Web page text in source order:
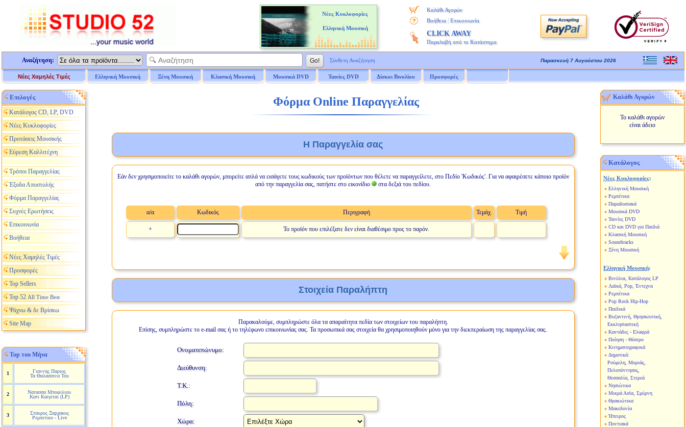
Νέες Κυκλοφορίες
Ελληνική Μουσική
Καλάθι Αγορών
Βοήθεια
Επικοινωνία
CLICK AWAY
Παραλαβή από το Κατάστημα
Αναζήτηση: Σύνθετη Αναζήτηση Παρασκευή 7 Αυγούστου 2026
Νέες Χαμηλές Τιμές Ελληνική Μουσική Ξένη Μουσική Κλασική Μουσική Μουσικά DVD Ταινίες DVD Δίσκοι Βινυλίου Προσφορές
Επιλογές
Κατάλογος CD, LP, DVD
Νέες Κυκλοφορίες
Προτάσεις Μουσικής
Εύρεση Καλλιτέχνη
Τρόποι Παραγγελίας
Έξοδα Αποστολής
Φόρμα Παραγγελίας
Συχνές Ερωτήσεις
Επικοινωνία
Βοήθεια
Νέες Χαμηλές Τιμές
Προσφορές
Top Sellers
Top 52 All Time Best
Ψάχνω & δε Βρίσκω
Site Map
Top του Μήνα
1
Γιαννης Παριος
Τα Θαλασσινα Του
2
Νατασσα Μποφιλιου
Κατι Καιγεται (LP)
3
Σταυρος Ξαρχακος
Ρεμπετικο - Live
Φόρμα Online Παραγγελίας
Η Παραγγελία σας
Εάν δεν χρησιμοποιείτε το καλάθι αγορών, μπορείτε απλά να εισάγετε τους κωδικούς των προϊόντων που θέλετε να παραγγείλετε, στο Πεδίο 'Κωδικός'. Για να αφαιρέσετε κάποιο προϊόν
από την παραγγελία σας, πατήστε στο εικονίδιο
στα δεξιά του πεδίου.
α/α Κωδικός Περιγραφή Τεμάχ. Τιμή
+ Το προϊόν που επιλέξατε δεν είναι διαθέσιμο προς το παρόν.
Στοιχεία Παραλήπτη
Παρακαλούμε, συμπληρώστε όλα τα απαραίτητα πεδία των στοιχείων του παραλήπτη.
Επίσης, συμπληρώστε το e-mail σας ή το τηλέφωνο επικοινωνίας σας. Τα προσωπικά σας στοιχεία θα χρησιμοποιηθούν μόνο για την διεκπεραίωση της παραγγελίας σας.
Ονοματεπώνυμο:
Διεύθυνση:
Τ.Κ.:
Πόλη:
Χώρα:
Καλάθι Αγορών
Το καλάθι αγορών
είναι άδειο
Κατάλογος
Νέες Κυκλοφορίες:
Ελληνική Μουσική
Ρεμπέτικα
Παραδοσιακά
Μουσικά DVD
Ταινίες DVD
CD και DVD για Παιδιά
Κλασική Μουσική
Soundtracks
Ξένη Μουσική
Ελληνική Μουσική:
Βινύλια, Κατάλογος LP
Λαϊκά, Pop, Έντεχνα
Ρεμπέτικα
Pop Rock Hip-Hop
Παιδικά
Βυζαντινή, Θρησκευτική,
Εκκλησιαστική
Καντάδες - Ελαφρά
Ποίηση - Θέατρο
Κινηματογραφικά
Δημοτικά:
Ρούμελη, Μοριάς,
Πελοπόννησος,
Θεσσαλία, Στερεά
Νησιώτικα
Μικρά Ασία, Σμύρνη
Θρακιώτικα
Μακεδονία
Ήπειρος
Ποντιακά